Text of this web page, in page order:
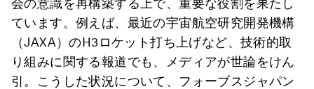
会の意識を再構築する上で、重要な役割を果たし
ています。例えば、最近の宇宙航空研究開発機構
（JAXA）のH3ロケット打ち上げなど、技術的取
り組みに関する報道でも、メディアが世論をけん
引。こうした状況について、フォーブスジャパン